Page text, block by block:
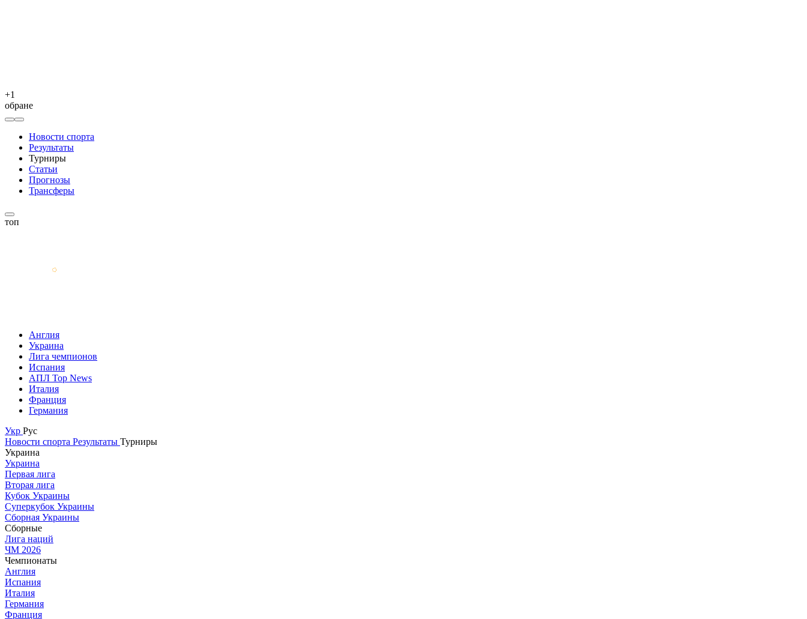
+1
обране
Новости спорта
Результаты
Турниры
Статьи
Прогнозы
Трансферы
топ
Англия
Украина
Лига чемпионов
Испания
АПЛ Top News
Италия
Франция
Германия
Укр Рус
Новости спорта Результаты Турниры
Украина
Украина
Первая лига
Вторая лига
Кубок Украины
Суперкубок Украины
Сборная Украины
Сборные
Лига наций
ЧМ 2026
Чемпионаты
Англия
Испания
Италия
Германия
Франция